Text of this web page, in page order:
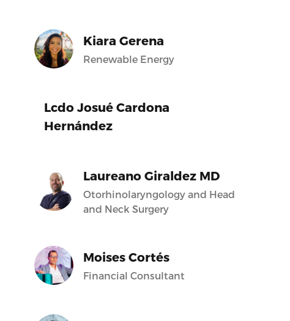
Kiara Gerena
Renewable Energy
Lcdo Josué Cardona
Hernández
Laureano Giraldez MD
Otorhinolaryngology and Head
and Neck Surgery
Moises Cortés
Financial Consultant